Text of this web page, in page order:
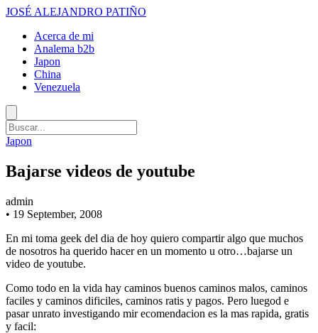
JOSÉ ALEJANDRO PATIÑO
Acerca de mi
Analema b2b
Japon
China
Venezuela
Japon
Bajarse videos de youtube
admin
• 19 September, 2008
En mi toma geek del dia de hoy quiero compartir algo que muchos
de nosotros ha querido hacer en un momento u otro…bajarse un
video de youtube.
Como todo en la vida hay caminos buenos caminos malos, caminos
faciles y caminos dificiles, caminos ratis y pagos. Pero luegod e
pasar unrato investigando mir ecomendacion es la mas rapida, gratis
y facil: